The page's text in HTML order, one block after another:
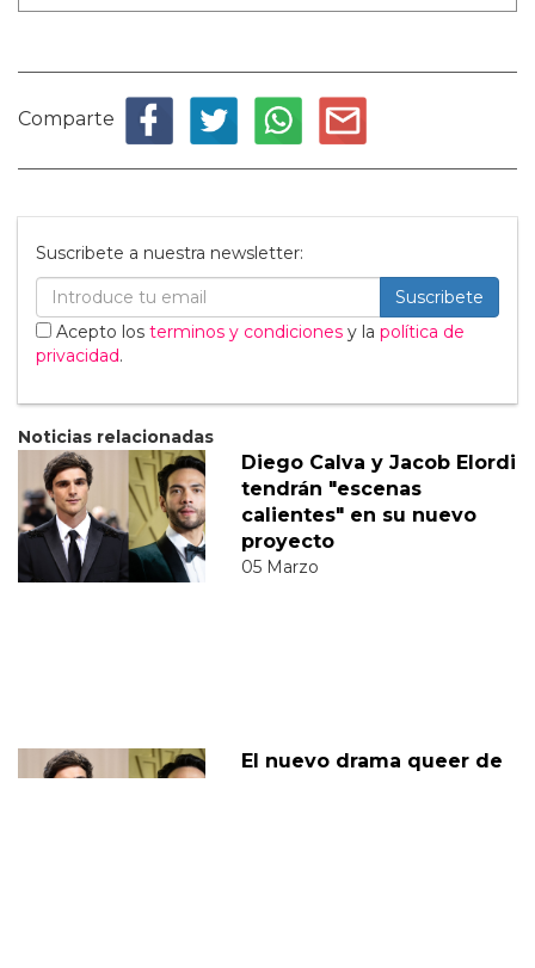
Comparte
Suscribete a nuestra newsletter:
Suscribete
Acepto los terminos y condiciones y la política de
privacidad.
Noticias relacionadas
Diego Calva y Jacob Elordi
tendrán "escenas
calientes" en su nuevo
proyecto
05 Marzo
El nuevo drama queer de